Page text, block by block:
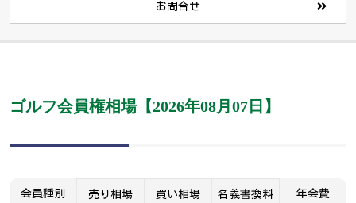
お問合せ
ゴルフ会員権相場【2026年08月07日】
会員種別 売り相場 買い相場 名義書換料 年会費